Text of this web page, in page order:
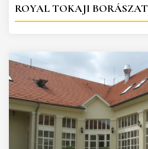
ROYAL TOKAJI BORÁSZAT